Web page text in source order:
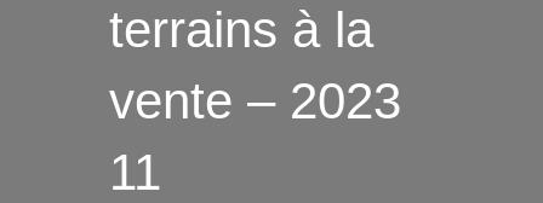
terrains à la
vente – 2023
11